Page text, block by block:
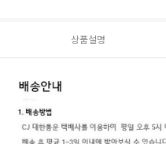
상품설명